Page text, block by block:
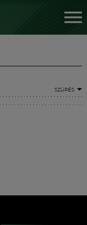
SZŰRÉS